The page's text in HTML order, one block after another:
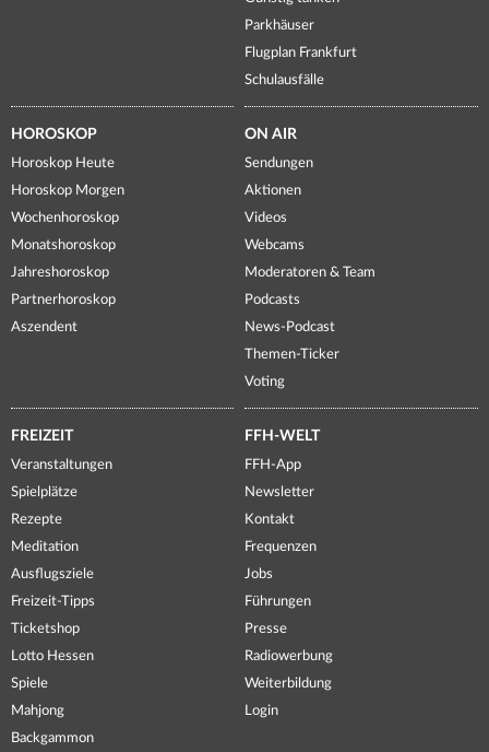
Parkhäuser
Flugplan Frankfurt
Schulausfälle
HOROSKOP
Horoskop Heute
Horoskop Morgen
Wochenhoroskop
Monatshoroskop
Jahreshoroskop
Partnerhoroskop
Aszendent
ON AIR
Sendungen
Aktionen
Videos
Webcams
Moderatoren & Team
Podcasts
News-Podcast
Themen-Ticker
Voting
FREIZEIT
Veranstaltungen
Spielplätze
Rezepte
Meditation
Ausflugsziele
Freizeit-Tipps
Ticketshop
Lotto Hessen
Spiele
Mahjong
Backgammon
FFH-WELT
FFH-App
Newsletter
Kontakt
Frequenzen
Jobs
Führungen
Presse
Radiowerbung
Weiterbildung
Login